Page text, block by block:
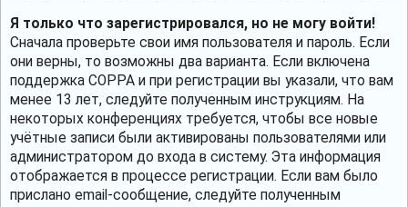
Я только что зарегистрировался, но не могу войти!
Сначала проверьте свои имя пользователя и пароль. Если
они верны, то возможны два варианта. Если включена
поддержка COPPA и при регистрации вы указали, что вам
менее 13 лет, следуйте полученным инструкциям. На
некоторых конференциях требуется, чтобы все новые
учётные записи были активированы пользователями или
администратором до входа в систему. Эта информация
отображается в процессе регистрации. Если вам было
прислано email-сообщение, следуйте полученным